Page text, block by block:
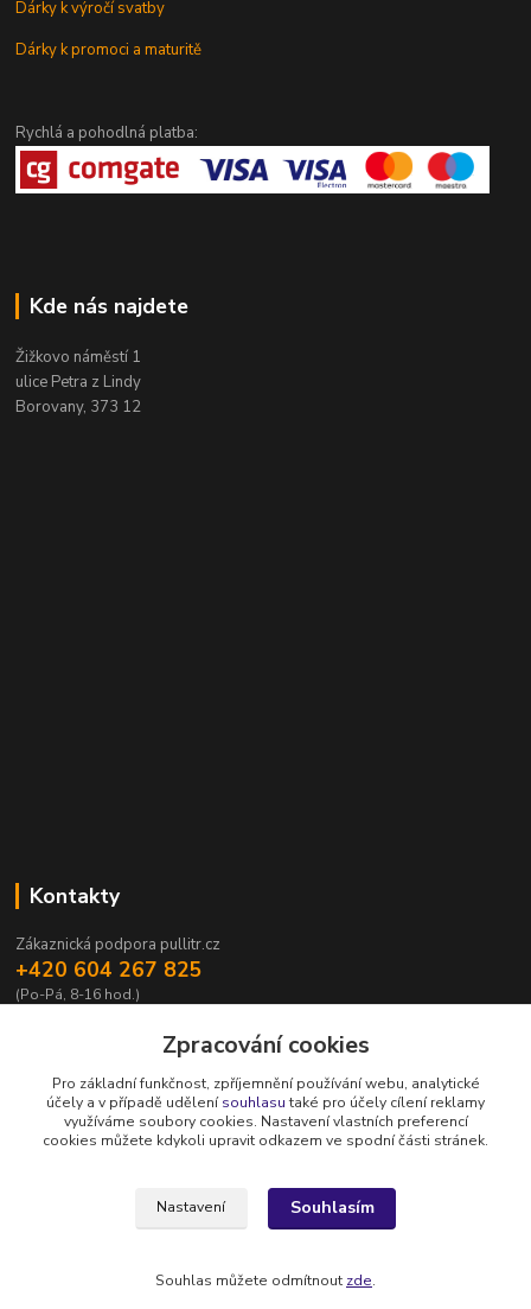
Dárky k výročí svatby
Dárky k promoci a maturitě
Rychlá a pohodlná platba:
Kde nás najdete
Žižkovo náměstí 1
ulice Petra z Lindy
Borovany, 373 12
Kontakty
Zákaznická podpora pullitr.cz
+420 604 267 825
(Po-Pá, 8-16 hod.)
Upravit sběr cookies.
Copyright © Půllitr.cz | Optimalizace a marketing -
Zpracování cookies
Pro základní funkčnost, zpříjemnění používání webu, analytické
účely a v případě udělenísouhlasutaké pro účely cílení reklamy
využíváme soubory cookies. Nastavení vlastních preferencí
cookies můžete kdykoli upravit odkazem ve spodní části stránek.
Nastavení Souhlasím
Souhlas můžete odmítnout zde.